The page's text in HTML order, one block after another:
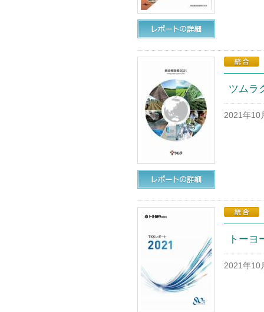
ツムラ
2021年10
トー
2021年10